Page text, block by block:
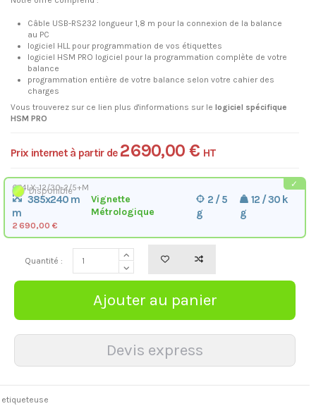
Câble USB-RS232 longueur 1,8 m pour la connexion de la balance
au PC
logiciel HLL pour programmation de vos étiquettes
logiciel HSM PRO logiciel pour la programmation complète de votre
balance
programmation entière de votre balance selon votre cahier des
charges
Vous trouverez sur ce lien plus d'informations sur le logiciel spécifique
HSM PRO
Prix internet à partir de 2 690,00 € HT
GP4LX-12/30-2/5+M
385x240 m
m
Vignette
Métrologique
2 / 5
g
12 / 30 k
g
2 690,00 €
Disponible
Quantité :
etiqueteuse